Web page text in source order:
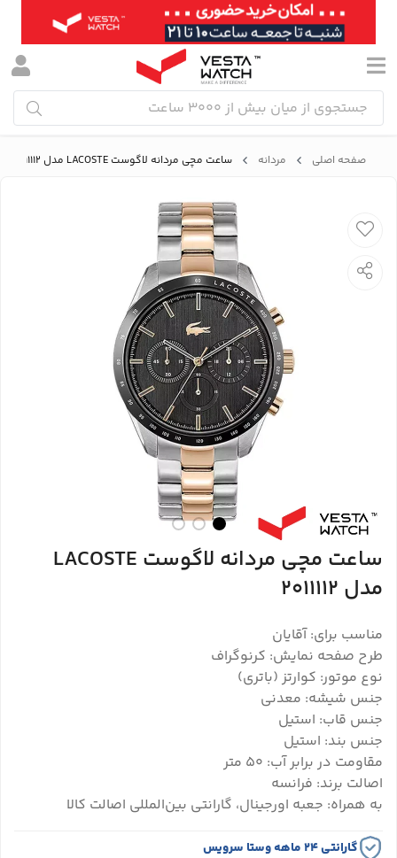
صفحه اصلی مردانه ساعت مچی مردانه لاگوست LACOSTE مدل 2011112
ساعت مچی مردانه لاگوست LACOSTE
مدل 2011112
مناسب برای: آقایان
طرح صفحه نمایش: کرنوگراف
نوع موتور: کوارتز (باتری)
جنس شیشه: معدنی
جنس قاب: استیل
جنس بند: استیل
مقاومت در برابر آب: 50 متر
اصالت برند: فرانسه
به همراه: جعبه اورجینال، گارانتی بین‌المللی اصالت کالا
گارانتی ۲۴ ماهه وستا سرویس